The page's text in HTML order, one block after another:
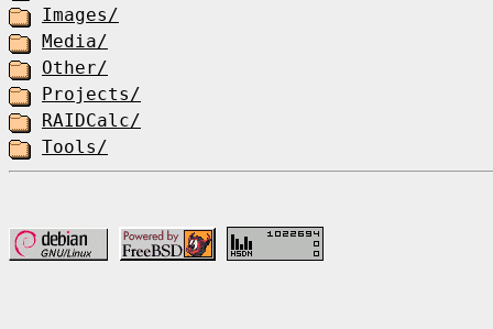
Images/
Media/
Other/
Projects/
RAIDCalc/
Tools/